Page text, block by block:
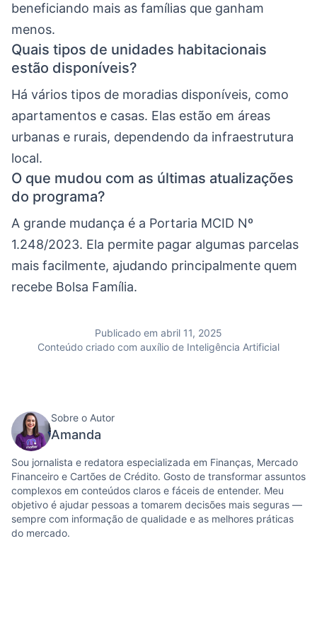
beneficiando mais as famílias que ganham
menos.
Quais tipos de unidades habitacionais
estão disponíveis?
Há vários tipos de moradias disponíveis, como
apartamentos e casas. Elas estão em áreas
urbanas e rurais, dependendo da infraestrutura
local.
O que mudou com as últimas atualizações
do programa?
A grande mudança é a Portaria MCID Nº
1.248/2023. Ela permite pagar algumas parcelas
mais facilmente, ajudando principalmente quem
recebe Bolsa Família.
Publicado em abril 11, 2025
Conteúdo criado com auxílio de Inteligência Artificial
Sobre o Autor
Amanda
Sou jornalista e redatora especializada em Finanças, Mercado
Financeiro e Cartões de Crédito. Gosto de transformar assuntos
complexos em conteúdos claros e fáceis de entender. Meu
objetivo é ajudar pessoas a tomarem decisões mais seguras —
sempre com informação de qualidade e as melhores práticas
do mercado.